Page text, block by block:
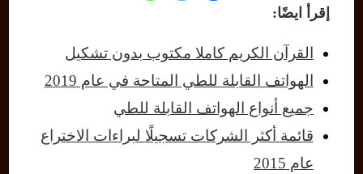
إقرأ ايضًا:
القرآن الكريم كاملا مكتوب بدون تشكيل
الهواتف القابلة للطي المتاحة في عام 2019
جميع أنواع الهواتف القابلة للطي
قائمة أكثر الشركات تسجيلًا لبراءات الاختراع
عام 2015